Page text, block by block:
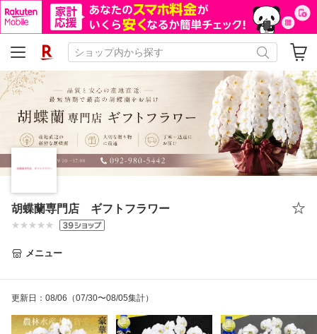
胡蝶蘭専門店 ギフトフラワー
メニュー
更新日 ： 08/06 （07/30〜08/05集計）